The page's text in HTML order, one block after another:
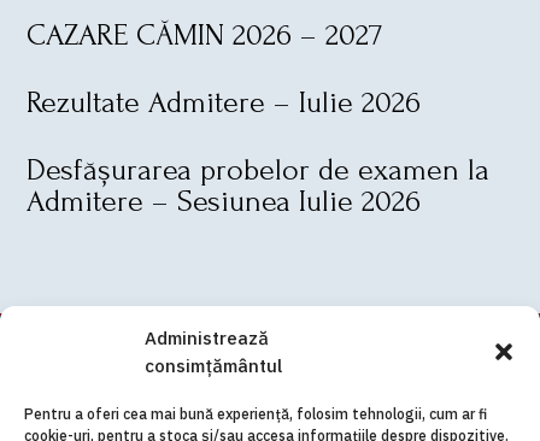
Administrează
consimțământul
Pentru a oferi cea mai bună experiență, folosim tehnologii, cum ar fi
cookie-uri, pentru a stoca și/sau accesa informațiile despre dispozitive.
CAZARE CĂMIN 2026 – 2027
Rezultate Admitere – Iulie 2026
Desfășurarea probelor de examen la
Admitere – Sesiunea Iulie 2026